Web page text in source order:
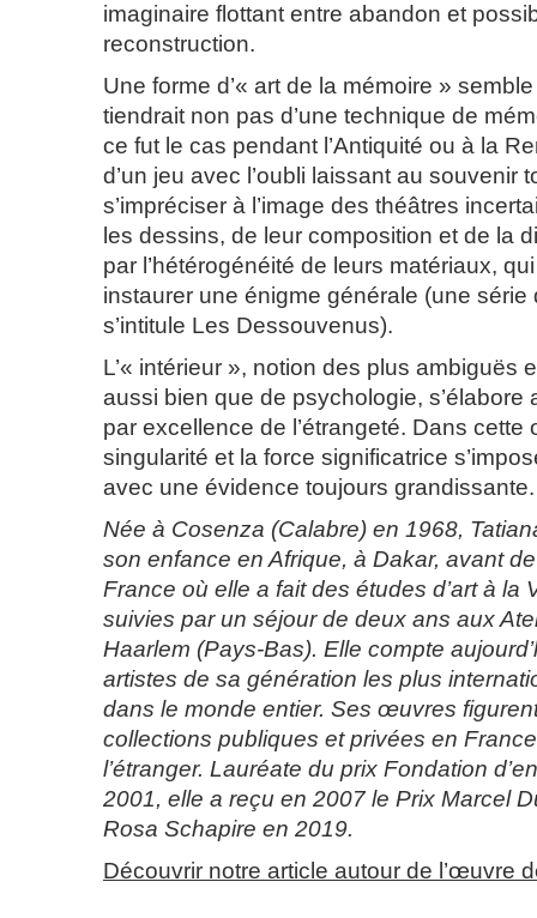
imaginaire flottant entre abandon et
reconstruction.
Une forme d’« art de la mémoire »
tiendrait non pas d’une technique de
ce fut le cas pendant l’Antiquité ou à la
d’un jeu avec l’oubli laissant au souvenir
s’impréciser à l’image des théâtres
les dessins, de leur composition et de la
par l’hétérogénéité de leurs matériaux,
instaurer une énigme générale (une
s’intitule Les Dessouvenus).
L’« intérieur », notion des plus ambiguës
aussi bien que de psychologie, s’élabore
par excellence de l’étrangeté. Dans
singularité et la force significatrice
avec une évidence toujours grandissante.
Née à Cosenza (Calabre) en 1968,
son enfance en Afrique, à Dakar, avant
France où elle a fait des études d’art à la
suivies par un séjour de deux ans aux
Haarlem (Pays-Bas). Elle compte
artistes de sa génération les plus
dans le monde entier. Ses œuvres
collections publiques et privées en
l’étranger. Lauréate du prix Fondation
2001, elle a reçu en 2007 le Prix Marcel
Rosa Schapire en 2019.
Découvrir notre article autour de l’œuvre